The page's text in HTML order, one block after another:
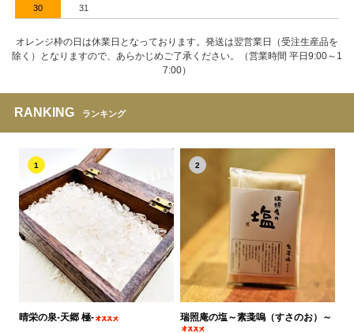
30 31
オレンジ枠の日は休業日となっております。発送は翌営業日（受注生産品を
除く）となりますので、あらかじめご了承ください。（営業時間 平日9:00～1
7:00）
RANKING ランキング
1
晴栄の泉‐天郷 極‐
2
瑞照庵の塩～素戔嗚（すさのお）～